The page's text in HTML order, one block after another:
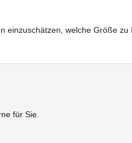
einzuschätzen, welche Größe zu
für Sie.